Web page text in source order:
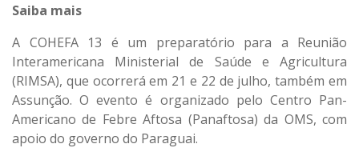
Saiba mais
A COHEFA 13 é um preparatório para a Reunião
Interamericana Ministerial de Saúde e Agricultura
(RIMSA), que ocorrerá em 21 e 22 de julho, também em
Assunção. O evento é organizado pelo Centro Pan-
Americano de Febre Aftosa (Panaftosa) da OMS, com
apoio do governo do Paraguai.